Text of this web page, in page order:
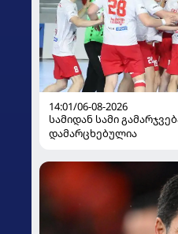
14:01/06-08-2026
სამიდან სამი
დამარცხებულია